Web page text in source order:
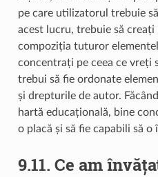
pe care utilizatorul trebuie
acest lucru, trebuie să creați
compoziția tuturor
concentrați pe ceea ce vreți
trebui să fie ordonate
și drepturile de autor.
hartă educațională, bine
o placă și să fie capabili să o
9.11. Ce am